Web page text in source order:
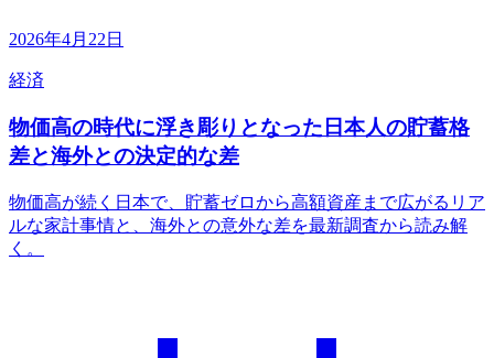
2026年4月22日
経済
物価高の時代に浮き彫りとなった日本人の貯蓄格
差と海外との決定的な差
物価高が続く日本で、貯蓄ゼロから高額資産まで広がるリア
ルな家計事情と、海外との意外な差を最新調査から読み解
く。